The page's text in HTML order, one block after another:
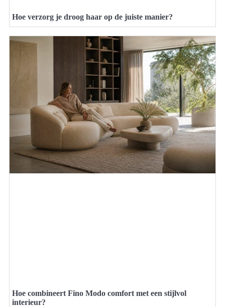
Hoe verzorg je droog haar op de juiste manier?
Hoe combineert Fino Modo comfort met een stijlvol
interieur?